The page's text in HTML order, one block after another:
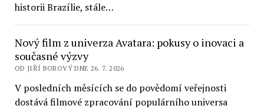
historii Brazílie, stále…
Nový film z univerza Avatara: pokusy o inovaci a
současné výzvy
OD JIŘÍ BOROVÝ DNE 26. 7. 2026
V posledních měsících se do povědomí veřejnosti
dostává filmové zpracování populárního universa